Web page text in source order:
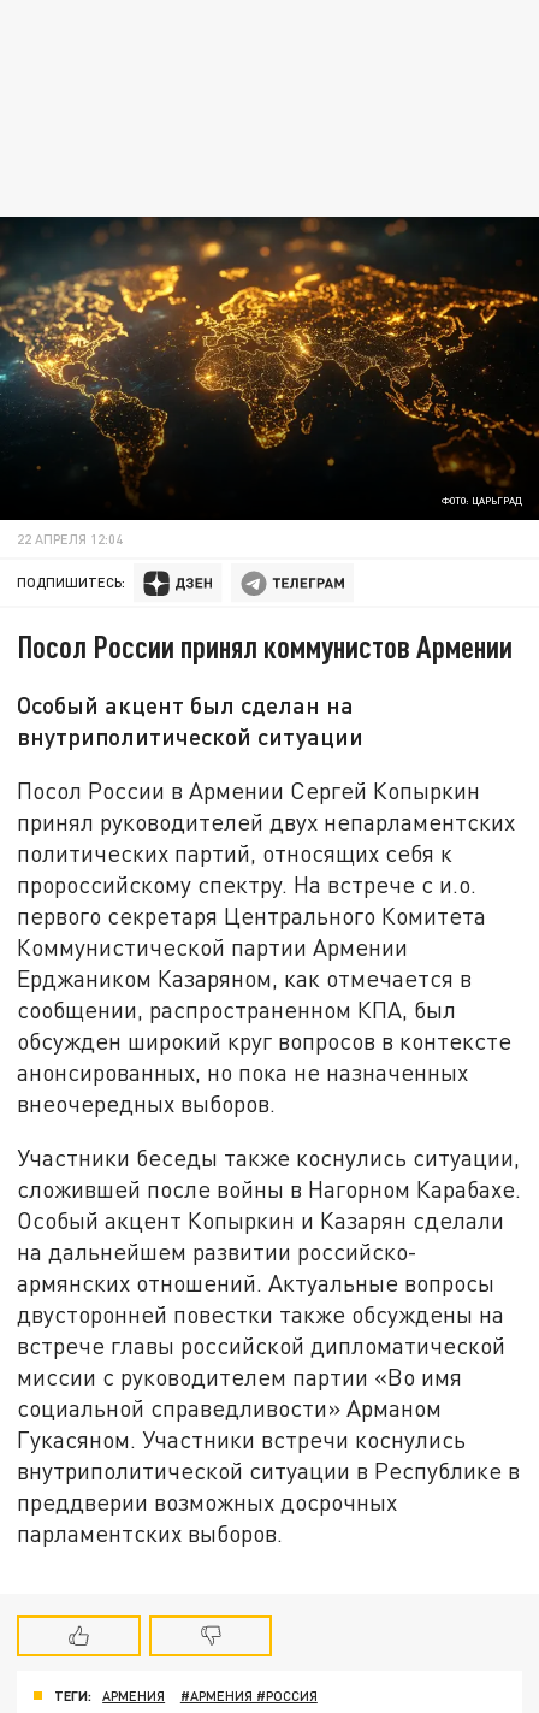
ФОТО: ЦАРЬГРАД
22 АПРЕЛЯ 12:04
ПОДПИШИТЕСЬ:
Посол России принял коммунистов Армении
Особый акцент был сделан на
внутриполитической ситуации
Посол России в Армении Сергей Копыркин
принял руководителей двух непарламентских
политических партий, относящих себя к
пророссийскому спектру. На встрече с и.о.
первого секретаря Центрального Комитета
Коммунистической партии Армении
Ерджаником Казаряном, как отмечается в
сообщении, распространенном КПА, был
обсужден широкий круг вопросов в контексте
анонсированных, но пока не назначенных
внеочередных выборов.
Участники беседы также коснулись ситуации,
сложившей после войны в Нагорном Карабахе.
Особый акцент Копыркин и Казарян сделали
на дальнейшем развитии российско-
армянских отношений. Актуальные вопросы
двусторонней повестки также обсуждены на
встрече главы российской дипломатической
миссии с руководителем партии «Во имя
социальной справедливости» Арманом
Гукасяном. Участники встречи коснулись
внутриполитической ситуации в Республике в
преддверии возможных досрочных
парламентских выборов.
ТЕГИ: АРМЕНИЯ
#АРМЕНИЯ #РОССИЯ